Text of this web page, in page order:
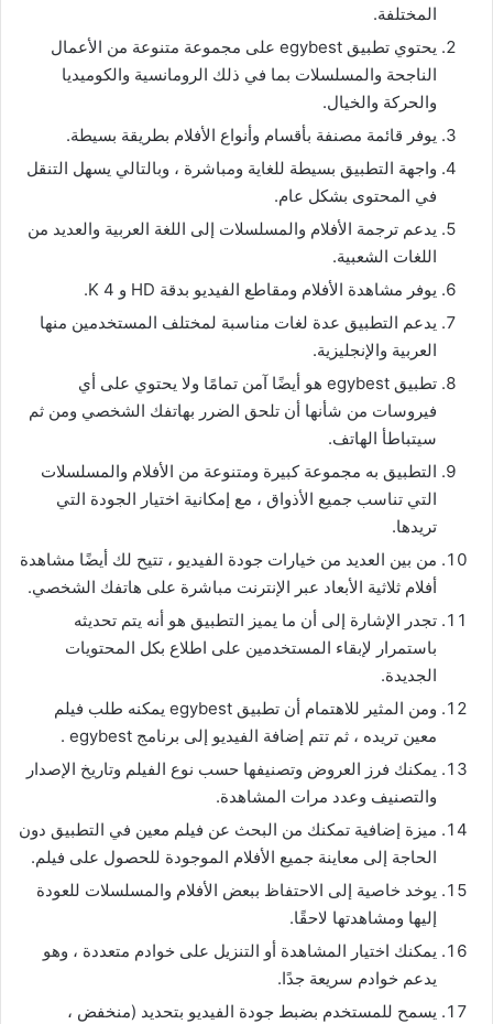
المختلفة.
يحتوي تطبيق egybest على مجموعة متنوعة من الأعمال
الناجحة والمسلسلات بما في ذلك الرومانسية والكوميديا ​​
والحركة والخيال.
يوفر قائمة مصنفة بأقسام وأنواع الأفلام بطريقة بسيطة.
واجهة التطبيق بسيطة للغاية ومباشرة ، وبالتالي يسهل التنقل
في المحتوى بشكل عام.
يدعم ترجمة الأفلام والمسلسلات إلى اللغة العربية والعديد من
اللغات الشعبية.
يوفر مشاهدة الأفلام ومقاطع الفيديو بدقة HD و 4 K.
يدعم التطبيق عدة لغات مناسبة لمختلف المستخدمين منها
العربية والإنجليزية.
تطبيق egybest هو أيضًا آمن تمامًا ولا يحتوي على أي
فيروسات من شأنها أن تلحق الضرر بهاتفك الشخصي ومن ثم
سيتباطأ الهاتف.
التطبيق به مجموعة كبيرة ومتنوعة من الأفلام والمسلسلات
التي تناسب جميع الأذواق ، مع إمكانية اختيار الجودة التي
تريدها.
من بين العديد من خيارات جودة الفيديو ، تتيح لك أيضًا مشاهدة
أفلام ثلاثية الأبعاد عبر الإنترنت مباشرة على هاتفك الشخصي.
تجدر الإشارة إلى أن ما يميز التطبيق هو أنه يتم تحديثه
باستمرار لإبقاء المستخدمين على اطلاع بكل المحتويات
الجديدة.
ومن المثير للاهتمام أن تطبيق egybest يمكنه طلب فيلم
معين تريده ، ثم تتم إضافة الفيديو إلى برنامج egybest .
يمكنك فرز العروض وتصنيفها حسب نوع الفيلم وتاريخ الإصدار
والتصنيف وعدد مرات المشاهدة.
ميزة إضافية تمكنك من البحث عن فيلم معين في التطبيق دون
الحاجة إلى معاينة جميع الأفلام الموجودة للحصول على فيلم.
يوخد خاصية إلى الاحتفاظ ببعض الأفلام والمسلسلات للعودة
إليها ومشاهدتها لاحقًا.
يمكنك اختيار المشاهدة أو التنزيل على خوادم متعددة ، وهو
يدعم خوادم سريعة جدًا.
يسمح للمستخدم بضبط جودة الفيديو بتحديد (منخفض ،